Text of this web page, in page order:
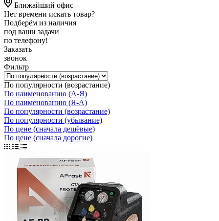
Ближайший офис
Нет времени искать товар?
Подберём из наличия
под ваши задачи
по телефону!
Заказать
звонок
Фильтр
По популярности (возрастание)
По наименованию (А-Я)
По наименованию (Я-А)
По популярности (возрастание)
По популярности (убывание)
По цене (сначала дешёвые)
По цене (сначала дорогие)